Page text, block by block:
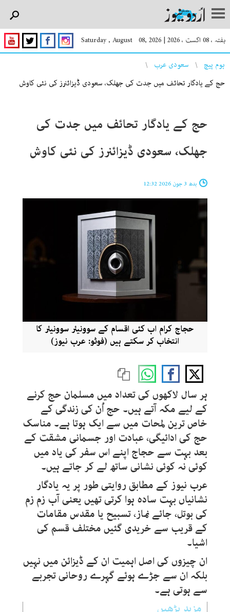
ہفتہ ، 08 اگست ، 2026 |
Saturday , August 08, 2026
You are here
ہوم پیچ
سعودی عرب
حج کے یادگار تحائف میں جدت کی جھلک، سعودی ڈیزائنرز کی نئی کاوش
حج کے یادگار تحائف میں جدت کی
جھلک، سعودی ڈیزائنرز کی نئی کاوش
بدھ 3 جون 2026 12:32
حجاج کرام اب کئی اقسام کے سوونیئر سوونیئر کا
انتخاب کر سکتے ہیں (فوٹو: عرب نیوز)
ہر سال لاکھوں کی تعداد میں مسلمان حج کرنے
کے لیے مکہ آتے ہیں۔ حج اُن کی زندگی کے
خاص ترین لمحات میں سے ایک ہوتا ہے۔ مناسک
حج کی ادائیگی، عبادت اور جسمانی مشقت کے
بعد بہت سے حجاج اپنے اس سفر کی یاد میں
کوئی نہ کوئی نشانی ساتھ لے کر جاتے ہیں۔
عرب نیوز کے مطابق روایتی طور پر یہ یادگار
نشانیاں بہت سادہ ہوا کرتی تھیں یعنی آب زم زم
کی بوتل، جائے نماز، تسبیح یا مقدس مقامات
کے قریب سے خریدی گئیں مختلف قسم کی
اشیا۔
ان چیزوں کی اصل اہمیت ان کے ڈیزائن میں نہیں
بلکہ ان سے جڑے ہوئے گہرے روحانی تجربے
سے ہوتی ہے۔
مزید پڑھیں